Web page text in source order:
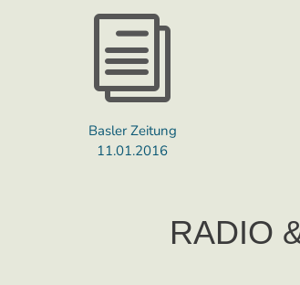
i
Basler Zeitung
11.01.2016
RADIO